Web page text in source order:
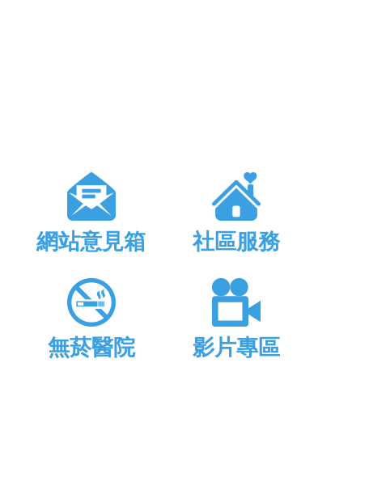
網站意見箱 社區服務
無菸醫院 影片專區